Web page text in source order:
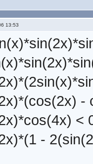
13:53
-
<
-